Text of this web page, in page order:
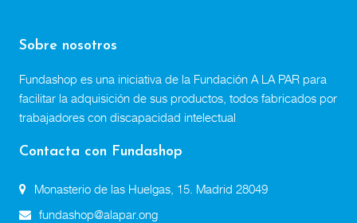
Sobre nosotros
Fundashop es una iniciativa de la Fundación A LA PAR para
facilitar la adquisición de sus productos, todos fabricados por
trabajadores con discapacidad intelectual
Contacta con Fundashop
Monasterio de las Huelgas, 15. Madrid 28049
fundashop@alapar.ong